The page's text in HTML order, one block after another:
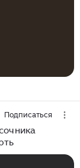
Подписаться